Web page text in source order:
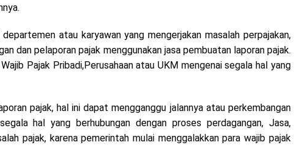
atau karyawan yang mengerjakan masalah perpajakan,
dan pelaporan pajak menggunakan jasa pembuatan laporan pajak.
Pajak Pribadi,Perusahaan atau UKM mengenai segala hal yang
pajak, hal ini dapat mengganggu jalannya atau perkembangan
hal yang berhubungan dengan proses perdagangan, Jasa,
pajak, karena pemerintah mulai menggalakkan para wajib pajak